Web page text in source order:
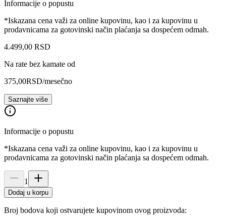
Informacije o popustu
*Iskazana cena važi za online kupovinu, kao i za kupovinu u
prodavnicama za gotovinski način plaćanja sa dospećem odmah.
4.499,00 RSD
Na rate bez kamate od
375,00RSD/mesečno
Saznajte više
Informacije o popustu
*Iskazana cena važi za online kupovinu, kao i za kupovinu u
prodavnicama za gotovinski način plaćanja sa dospećem odmah.
1
Dodaj u korpu
Broj bodova koji ostvarujete kupovinom ovog proizvoda: